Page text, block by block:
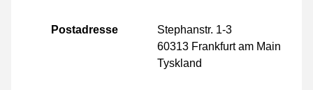
Postadresse
Stephanstr. 1-3
60313 Frankfurt am Main
Tyskland